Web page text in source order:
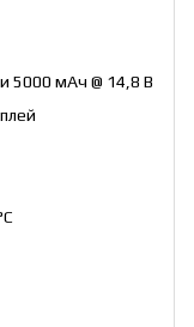
5000 мАч @ 14,8 В